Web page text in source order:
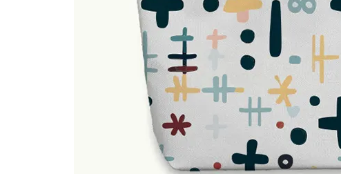
オリジナルパーカートレーナー制作
｜小ロット対応・生地からプリン
オリジナル
2025.09.05
検品・アセンブリ